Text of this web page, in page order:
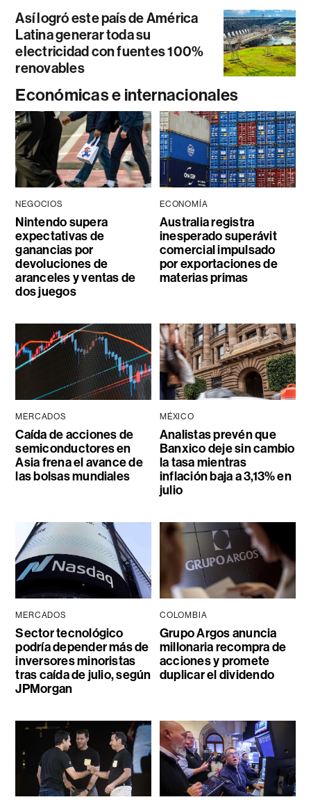
Así logró este país de América
Latina generar toda su
electricidad con fuentes 100%
renovables
Económicas e internacionales
NEGOCIOS
Nintendo supera
expectativas de
ganancias por
devoluciones de
aranceles y ventas de
dos juegos
ECONOMÍA
Australia registra
inesperado superávit
comercial impulsado
por exportaciones de
materias primas
MERCADOS
Caída de acciones de
semiconductores en
Asia frena el avance de
las bolsas mundiales
MÉXICO
Analistas prevén que
Banxico deje sin cambio
la tasa mientras
inflación baja a 3,13% en
julio
MERCADOS
Sector tecnológico
podría depender más de
inversores minoristas
tras caída de julio, según
JPMorgan
COLOMBIA
Grupo Argos anuncia
millonaria recompra de
acciones y promete
duplicar el dividendo